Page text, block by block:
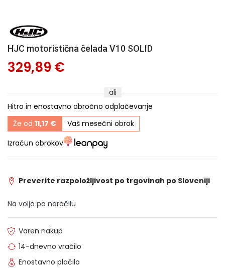
HJC motoristična čelada V10 SOLID
329,89 €
ali
Hitro in enostavno obročno odplačevanje
Že od 11,17 €
Vaš mesečni obrok
Izračun obrokov
Preverite razpoložljivost po trgovinah po Sloveniji
Na voljo po naročilu
Varen nakup
14-dnevno vračilo
Enostavno plačilo